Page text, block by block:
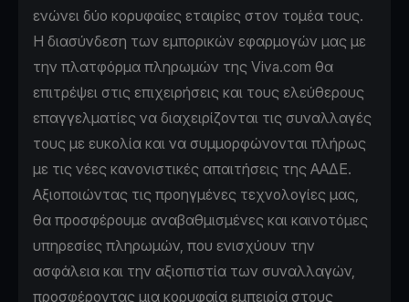
ενώνει δύο κορυφαίες εταιρίες στον τομέα τους.
Η διασύνδεση των εμπορικών εφαρμογών μας με
την πλατφόρμα πληρωμών της Viva.com θα
επιτρέψει στις επιχειρήσεις και τους ελεύθερους
επαγγελματίες να διαχειρίζονται τις συναλλαγές
τους με ευκολία και να συμμορφώνονται πλήρως
με τις νέες κανονιστικές απαιτήσεις της ΑΑΔΕ.
Αξιοποιώντας τις προηγμένες τεχνολογίες μας,
θα προσφέρουμε αναβαθμισμένες και καινοτόμες
υπηρεσίες πληρωμών, που ενισχύουν την
ασφάλεια και την αξιοπιστία των συναλλαγών,
προσφέροντας μια κορυφαία εμπειρία στους